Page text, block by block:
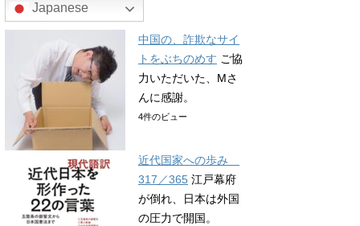
Japanese
中国の、詐欺なサイ
トをぶちのめす ご協
力いただいた、Mさ
んに感謝。
4件のビュー
近代国家への歩み
317／365 江戸幕府
が倒れ、日本は外国
の圧力で開国。